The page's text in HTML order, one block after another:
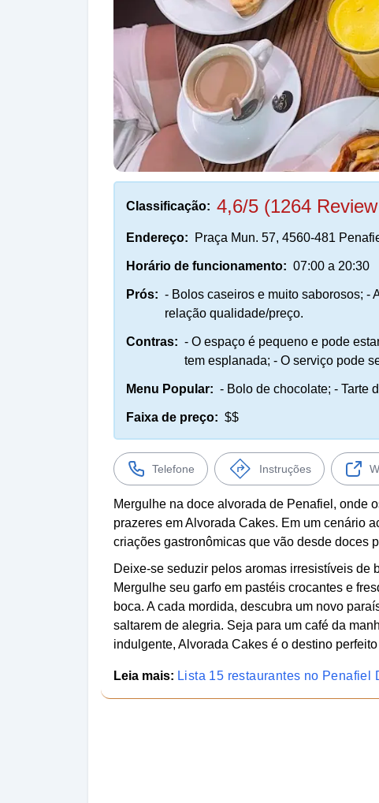
Classificação: 4,6/5 (1264
Endereço: Praça Mun. 57, 4560-481
Horário de funcionamento: 07:00 a 20:30
Prós: - Bolos caseiros e muito saborosos; -
relação qualidade/preço.
Contras: - O espaço é pequeno e pode
tem esplanada; - O serviço pode
Menu Popular: - Bolo de chocolate; - Tarte
Faixa de preço: $$
Telefone Instruções
Mergulhe na doce alvorada de Penafiel, onde
prazeres em Alvorada Cakes. Em um cenário
criações gastronômicas que vão desde doces
Deixe-se seduzir pelos aromas irresistíveis de
Mergulhe seu garfo em pastéis crocantes e
boca. A cada mordida, descubra um novo
saltarem de alegria. Seja para um café da
indulgente, Alvorada Cakes é o destino
Leia mais: Lista 15 restaurantes no Penafiel